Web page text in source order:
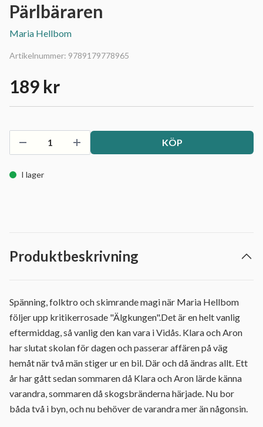
Pärlbäraren
Maria Hellbom
Artikelnummer: 9789179778965
189 kr
KÖP
I lager
Produktbeskrivning
Spänning, folktro och skimrande magi när Maria Hellbom
följer upp kritikerrosade "Älgkungen".Det är en helt vanlig
eftermiddag, så vanlig den kan vara i Vidås. Klara och Aron
har slutat skolan för dagen och passerar affären på väg
hemåt när två män stiger ur en bil. Där och då ändras allt. Ett
år har gått sedan sommaren då Klara och Aron lärde känna
varandra, sommaren då skogsbränderna härjade. Nu bor
båda två i byn, och nu behöver de varandra mer än någonsin.